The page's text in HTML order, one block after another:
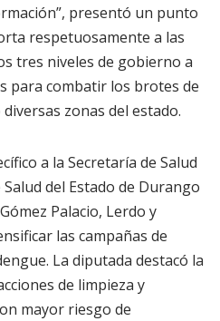
presentó un punto
respetuosamente a las
tres niveles de gobierno a
para combatir los brotes de
zonas del estado.
a la Secretaría de Salud
del Estado de Durango
Palacio, Lerdo y
las campañas de
La diputada destacó la
de limpieza y
mayor riesgo de